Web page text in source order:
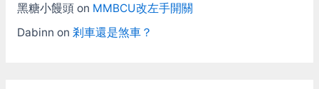
黑糖小饅頭on MMBCU改左手開關
Dabinn on 剎車還是煞車？